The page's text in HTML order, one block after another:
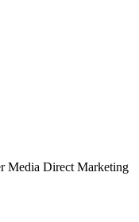
Media Direct Marketing